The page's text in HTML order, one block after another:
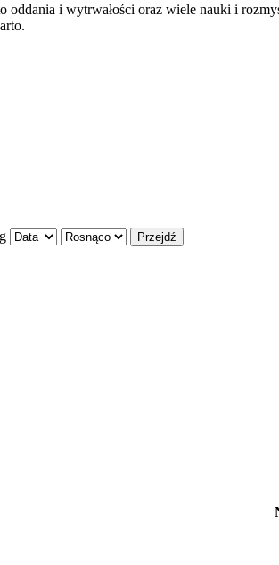
oddania i wytrwałości oraz wiele nauki i